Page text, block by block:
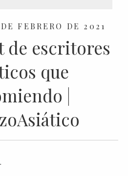
FEBRERO DE 2021
de escritores
que
|
.